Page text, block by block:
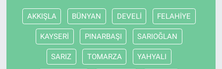
AKKIŞLA BÜNYAN DEVELİ FELAHİYE
KAYSERİ PINARBAŞI SARIOĞLAN
SARIZ TOMARZA YAHYALI